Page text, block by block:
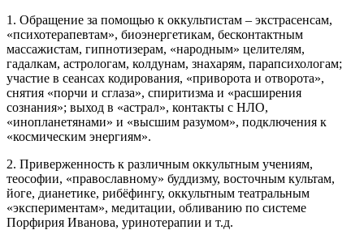
1. Обращение за помощью к оккультистам – экстрасенсам,
«психотерапевтам», биоэнергетикам, бесконтактным
массажистам, гипнотизерам, «народным» целителям,
гадалкам, астрологам, колдунам, знахарям, парапсихологам;
участие в сеансах кодирования, «приворота и отворота»,
снятия «порчи и сглаза», спиритизма и «расширения
сознания»; выход в «астрал», контакты с НЛО,
«инопланетянами» и «высшим разумом», подключения к
«космическим энергиям».
2. Приверженность к различным оккультным учениям,
теософии, «православному» буддизму, восточным культам,
йоге, дианетике, рибёфингу, оккультным театральным
«экспериментам», медитации, обливанию по системе
Порфирия Иванова, уринотерапии и т.д.